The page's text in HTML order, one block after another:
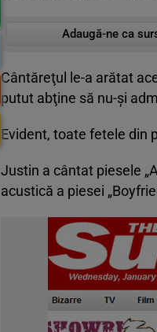
Adaugă-ne ca
Cântăreţul le-a arătat
putut abţine să nu-şi
Evident, toate fetele din
Justin a cântat piesele
acustică a piesei